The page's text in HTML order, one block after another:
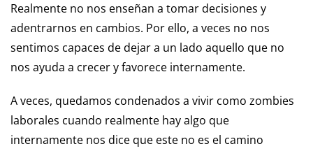
Realmente no nos enseñan a tomar decisiones y
adentrarnos en cambios. Por ello, a veces no nos
sentimos capaces de dejar a un lado aquello que no
nos ayuda a crecer y favorece internamente.
A veces, quedamos condenados a vivir como zombies
laborales cuando realmente hay algo que
internamente nos dice que este no es el camino